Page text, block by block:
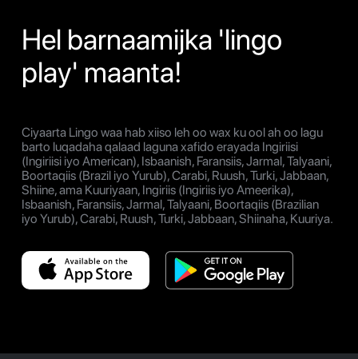
Hel barnaamijka 'lingo
play' maanta!
Ciyaarta Lingo waa hab xiiso leh oo wax ku ool ah oo lagu
barto luqadaha qalaad laguna xafido erayada Ingiriisi
(Ingiriisi iyo American), Isbaanish, Faransiis, Jarmal, Talyaani,
Boortaqiis (Brazil iyo Yurub), Carabi, Ruush, Turki, Jabbaan,
Shiine, ama Kuuriyaan, Ingiriis (Ingiriis iyo Ameerika),
Isbaanish, Faransiis, Jarmal, Talyaani, Boortaqiis (Brazilian
iyo Yurub), Carabi, Ruush, Turki, Jabbaan, Shiinaha, Kuuriya.